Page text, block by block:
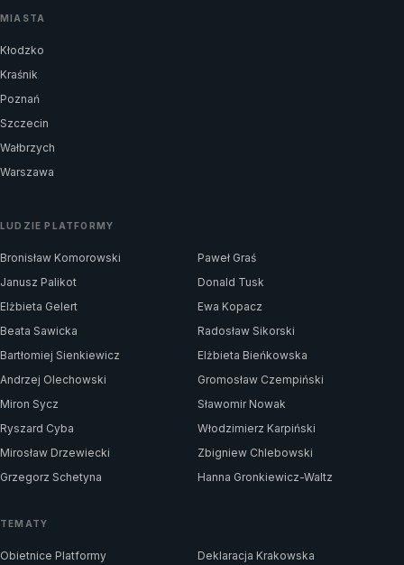
MIASTA
Kłodzko
Kraśnik
Poznań
Szczecin
Wałbrzych
Warszawa
LUDZIE PLATFORMY
Bronisław Komorowski
Paweł Graś
Janusz Palikot
Donald Tusk
Elżbieta Gelert
Ewa Kopacz
Beata Sawicka
Radosław Sikorski
Bartłomiej Sienkiewicz
Elżbieta Bieńkowska
Andrzej Olechowski
Gromosław Czempiński
Miron Sycz
Sławomir Nowak
Ryszard Cyba
Włodzimierz Karpiński
Mirosław Drzewiecki
Zbigniew Chlebowski
Grzegorz Schetyna
Hanna Gronkiewicz-Waltz
TEMATY
Obietnice Platformy
Deklaracja Krakowska